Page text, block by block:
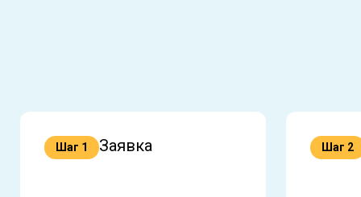
Шаг 1 Заявка Шаг 2